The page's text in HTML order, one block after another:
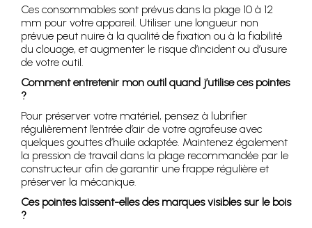
Ces consommables sont prévus dans la plage 10 à 12
mm pour votre appareil. Utiliser une longueur non
prévue peut nuire à la qualité de fixation ou à la fiabilité
du clouage, et augmenter le risque d’incident ou d’usure
de votre outil.
Comment entretenir mon outil quand j’utilise ces pointes
?
Pour préserver votre matériel, pensez à lubrifier
régulièrement l’entrée d’air de votre agrafeuse avec
quelques gouttes d’huile adaptée. Maintenez également
la pression de travail dans la plage recommandée par le
constructeur afin de garantir une frappe régulière et
préserver la mécanique.
Ces pointes laissent-elles des marques visibles sur le bois
?